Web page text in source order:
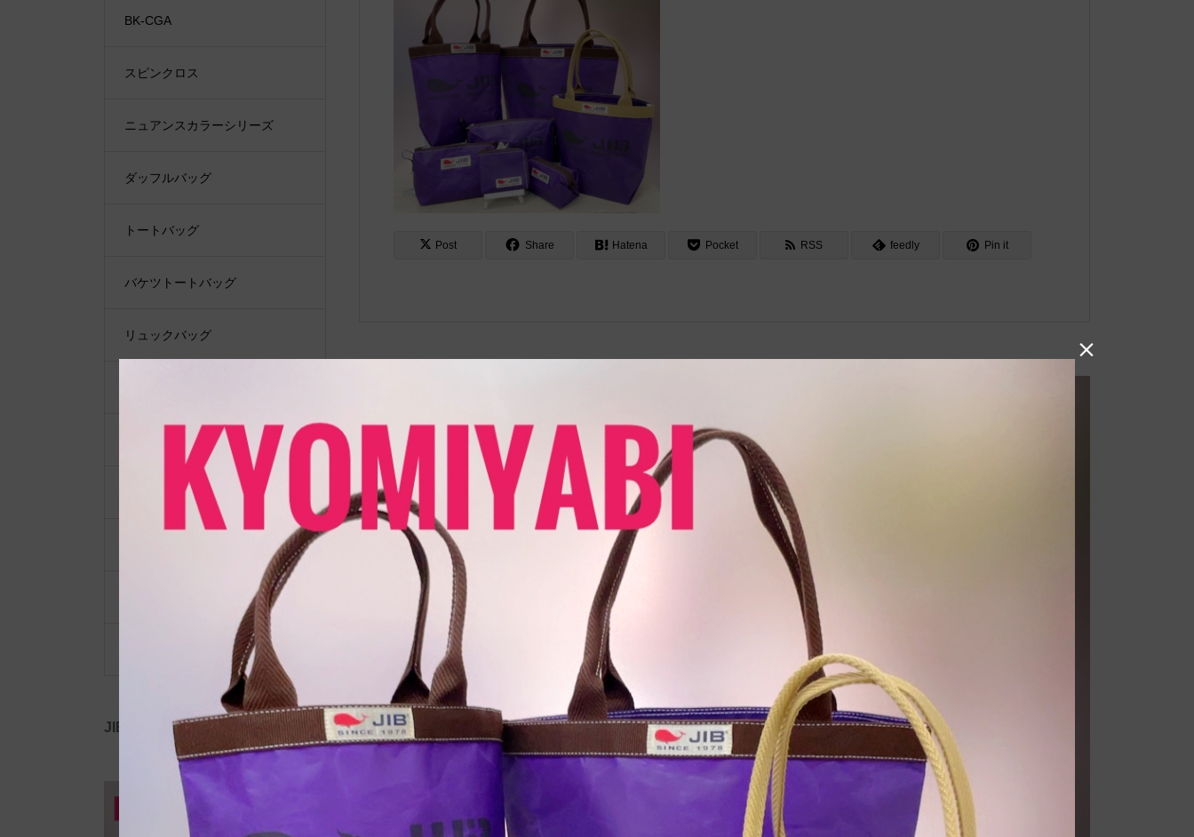
Post Share Hatena Pocket RSS feedly Pin it
BK-CGA
スピンクロス
ニュアンスカラーシリーズ
ダッフルバッグ
トートバッグ
バケツトートバッグ
リュックバッグ
ショルダーベルト
ポーチ・ポシェット
JIB公式SNS
